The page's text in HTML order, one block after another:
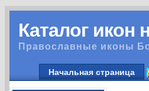
Каталог икон
Православные иконы
Начальная страница